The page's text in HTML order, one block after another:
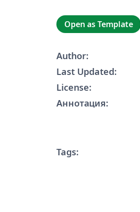
Open as Template
Author:
Last Updated:
License:
Аннотация:
Tags: